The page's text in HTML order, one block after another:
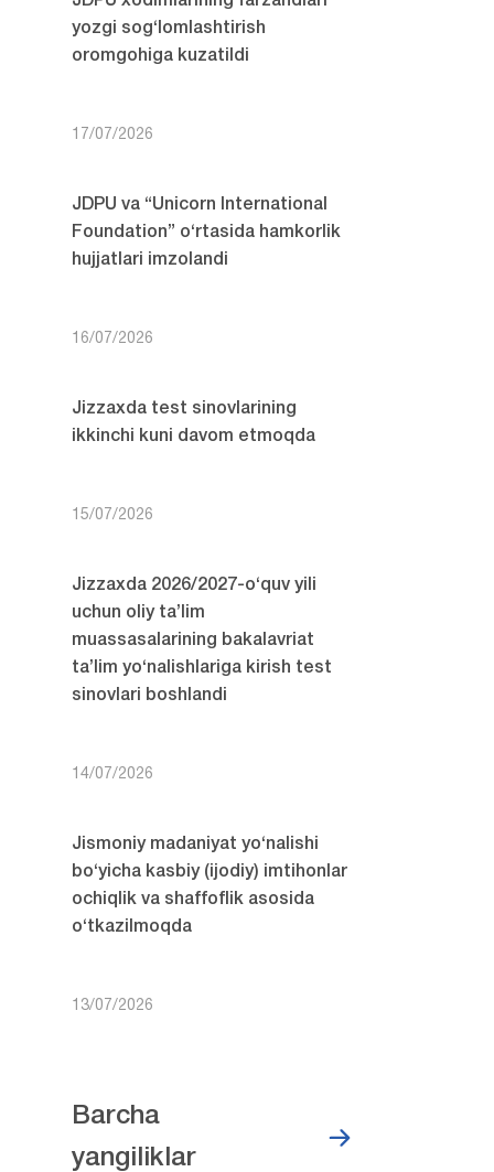
yozgi sog‘lomlashtirish
oromgohiga kuzatildi
17/07/2026
JDPU va “Unicorn International
Foundation” o‘rtasida hamkorlik
hujjatlari imzolandi
16/07/2026
Jizzaxda test sinovlarining
ikkinchi kuni davom etmoqda
15/07/2026
Jizzaxda 2026/2027-o‘quv yili
uchun oliy ta’lim
muassasalarining bakalavriat
ta’lim yo‘nalishlariga kirish test
sinovlari boshlandi
14/07/2026
Jismoniy madaniyat yo‘nalishi
bo‘yicha kasbiy (ijodiy) imtihonlar
ochiqlik va shaffoflik asosida
o‘tkazilmoqda
13/07/2026
Barcha
yangiliklar